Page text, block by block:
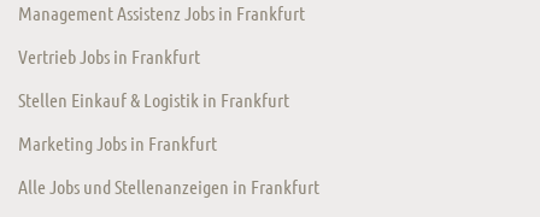
Management Assistenz Jobs in Frankfurt
Vertrieb Jobs in Frankfurt
Stellen Einkauf & Logistik in Frankfurt
Marketing Jobs in Frankfurt
Alle Jobs und Stellenanzeigen in Frankfurt